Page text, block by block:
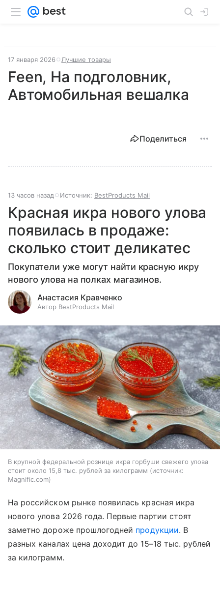
17 января 2026 Лучшие товары
Feen, На подголовник,
Автомобильная вешалка
Поделиться
13 часов назад Источник: BestProducts Mail
Красная икра нового улова
появилась в продаже:
сколько стоит деликатес
Покупатели уже могут найти красную икру
нового улова на полках магазинов.
Анастасия Кравченко
Автор BestProducts Mail
В крупной федеральной рознице икра горбуши свежего улова
стоит около 15,8 тыс. рублей за килограмм
источник:
Magnific.com
На российском рынке появилась красная икра
нового улова 2026 года. Первые партии стоят
заметно дороже прошлогодней продукции. В
разных каналах цена доходит до 15–18 тыс. рублей
за килограмм.